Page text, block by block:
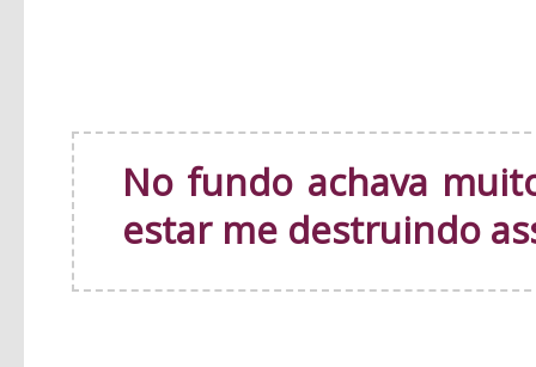
No fundo achava
estar me destruindo